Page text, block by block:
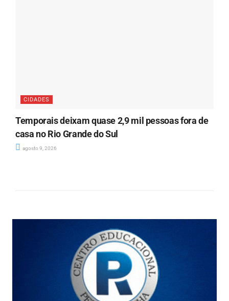
CIDADES
Temporais deixam quase 2,9 mil pessoas fora de
casa no Rio Grande do Sul
agosto 9, 2026